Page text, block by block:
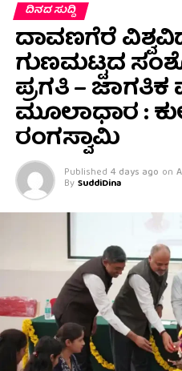
ದಿನದ ಸುದ್ದಿ
ದಾವಣಗೆರೆ
ಗುಣಮಟ್ಟದ
ಪ್ರಗತಿ –
ಮೂಲಾಧಾರ :
ರಂಗಸ್ವಾಮಿ
Published 4 days ago on
By SuddiDina